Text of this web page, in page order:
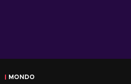
MONDO